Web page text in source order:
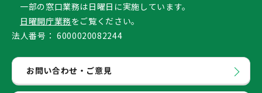
一部の窓口業務は日曜日に実施しています。
日曜開庁業務をご覧ください。
法人番号： 6000020082244
お問い合わせ・ご意見